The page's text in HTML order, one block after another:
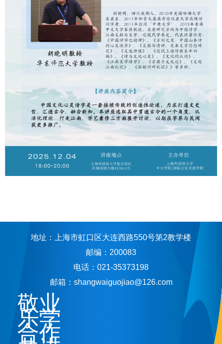
地址：上海市虹口区大连西路550号第2教学楼
邮编：200083
电话：021-35373198
邮箱：shangwaiguojiao@126.com
敬业
乐学
合作